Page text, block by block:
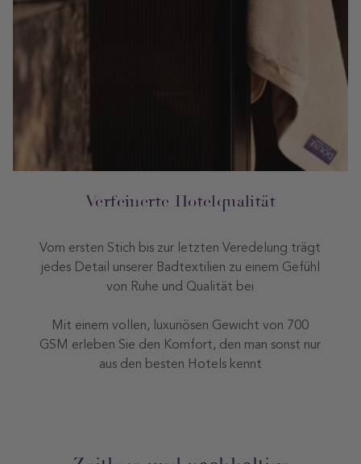
Verfeinerte Hotelqualität
Vom ersten Stich bis zur letzten Veredelung trägt
jedes Detail unserer Badtextilien zu einem Gefühl
von Ruhe und Qualität bei
Mit einem vollen, luxuriösen Gewicht von 700
GSM erleben Sie den Komfort, den man sonst nur
aus den besten Hotels kennt